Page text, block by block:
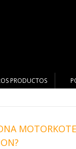
PRODUCTOS
MOTORKOTE